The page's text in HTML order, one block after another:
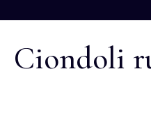
Ciondoli